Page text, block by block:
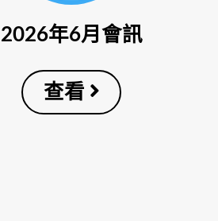
2026年6月會訊
查看